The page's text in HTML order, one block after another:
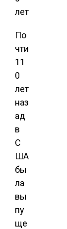
По
чти
11
0
лет
наз
ад
в
С
ША
бы
ла
вы
пу
ще